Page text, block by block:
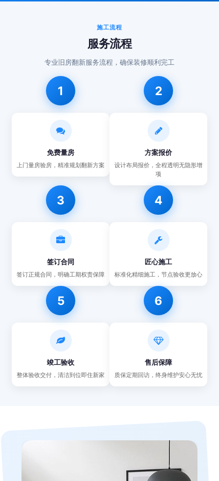
施工流程
服务流程
专业旧房翻新服务流程，确保装修顺利完工
1
免费量房
上门量房验房，精准规划翻新方案
2
方案报价
设计布局报价，全程透明无隐形增
项
3
签订合同
签订正规合同，明确工期权责保障
4
匠心施工
标准化精细施工，节点验收更放心
5
竣工验收
整体验收交付，清洁到位即住新家
6
售后保障
质保定期回访，终身维护安心无忧